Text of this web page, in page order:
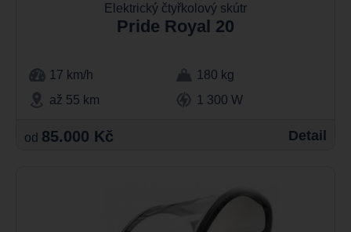
Elektrický čtyřkolový skútr
Pride Royal 20
17 km/h
180 kg
až 55 km
1 300 W
od 85.000 Kč Detail